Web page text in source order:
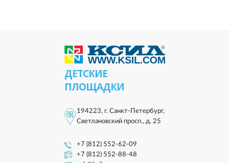
ДЕТСКИЕ
ПЛОЩАДКИ
194223, г. Санкт-Петербург,
Светлановский просп., д. 25
+7 (812) 552-62-09
+7 (812) 552-88-48